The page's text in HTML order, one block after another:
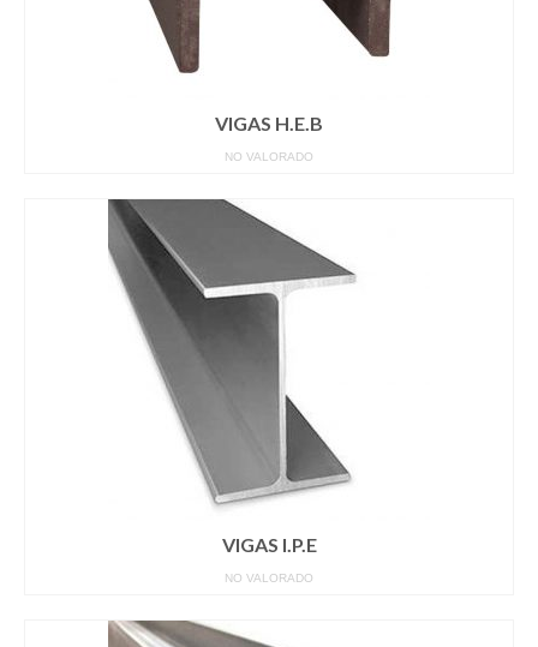
VIGAS H.E.B
NO VALORADO
VIGAS I.P.E
NO VALORADO